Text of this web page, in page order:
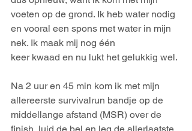
voeten op de grond. Ik heb water nodig
en vooral een spons met water in mijn
nek. Ik maak mij nog één
keer kwaad en nu lukt het gelukkig wel.
Na 2 uur en 45 min kom ik met mijn
allereerste survivalrun bandje op de
middellange afstand (MSR) over de